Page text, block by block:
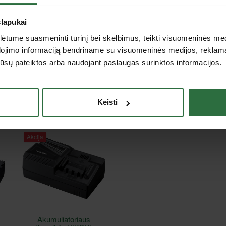
suasmeninti turinį bei skelbimus, teikti visuomeninės
informaciją bendriname su visuomeninės medijos,
pateiktos arba naudojant paslaugas surinktos informacijos.
Keisti
Šviesos srautas
Didžiausias
3,0 Ah
700
12
4000
1,5
mm
Akcija
Akumuliatoriaus